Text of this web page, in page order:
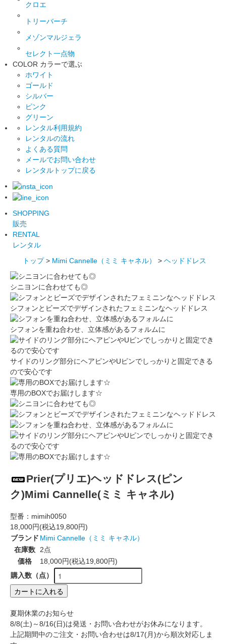
クロエ
トリーバーチ
メゾンマルジェラ
セレクト一点物
COLOR カラーで選ぶ
ホワイト
ゴールド
シルバー
ピンク
グリーン
レンタル利用規約
レンタルの流れ
よくある質問
メールでお問い合わせ
レンタルトップに戻る
SHOPPING
販売
RENTAL
レンタル
トップ > Mimi Cannelle（ミミ キャネル） > ヘッドドレス
シニヨンに合わせても◎
シフォンとビーズでデザインされたフェミニンなヘッドドレス
シフォンを重ね合わせ、立体感があるフォルムに
サイドのリング部分にヘアピンやUピンでしっかりと固定できる
ので安心です
専用のBOXでお届けします☆
Prier(プリエ)ヘッドドレス(ピン
ク)Mimi Cannelle(ミミ キャネル)
型番： mimih0050
18,000円(税込19,800円)
ブランド Mimi Cannelle（ミミ キャネル）
在庫数
2点
価格
18,000円(税込19,800円)
購入数（点）
カートに入れる
夏期休業のお知らせ
8/8(土)～8/16(日)は発送・お問い合わせがお休みになります。
上記期間中のご注文・お問い合わせは8/17(月)から順次対応しま